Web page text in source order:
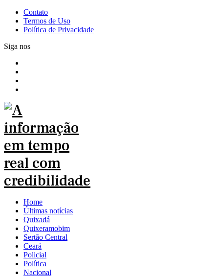
Contato
Termos de Uso
Política de Privacidade
Siga nos
Home
Últimas notícias
Quixadá
Quixeramobim
Sertão Central
Ceará
Policial
Política
Nacional